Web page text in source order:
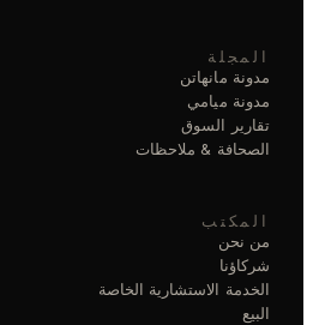
المجلة
مدونة مانهاتن
مدونة ميامي
تقارير السوق
الصحافة & ملاحظات
المكتب
من نحن
شركاؤنا
الخدمة الاستشارية الخاصة
البيع